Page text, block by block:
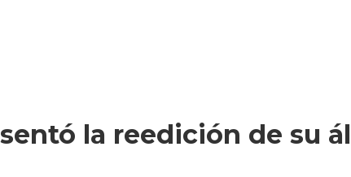
la reedición de su